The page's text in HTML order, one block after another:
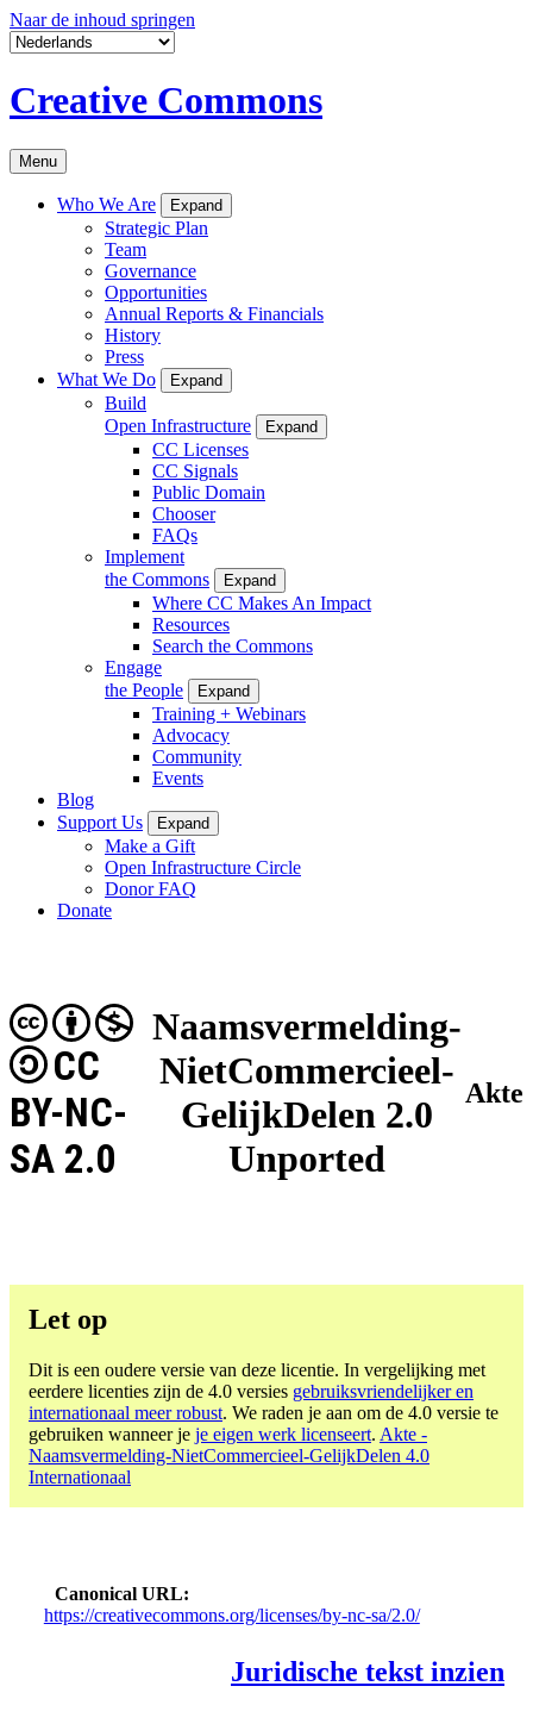
Naar de inhoud springen
Creative Commons
Menu
Who We Are Expand
Strategic Plan
Team
Governance
Opportunities
Annual Reports & Financials
History
Press
What We Do
Expand
Build
Open Infrastructure
Expand
CC Licenses
CC Signals
Public Domain
Chooser
FAQs
Implement
the Commons
Expand
Where CC Makes An Impact
Resources
Search the Commons
Engage
the People
Expand
Training + Webinars
Advocacy
Community
Events
Blog
Support Us
Expand
Make a Gift
Open Infrastructure Circle
Donor FAQ
Donate
Naamsvermelding-
NietCommercieel-
GelijkDelen 2.0
Unported
CC
BY-NC-
SA 2.0
Akte
Let op
Dit is een oudere versie van deze licentie. In vergelijking met
eerdere licenties zijn de 4.0 versies gebruiksvriendelijker en
internationaal meer robust. We raden je aan om de 4.0 versie te
gebruiken wanneer je je eigen werk licenseert. Akte -
Naamsvermelding-NietCommercieel-GelijkDelen 4.0
Internationaal
Canonical URL
https://creativecommons.org/licenses/by-nc-sa/2.0/
Juridische tekst inzien